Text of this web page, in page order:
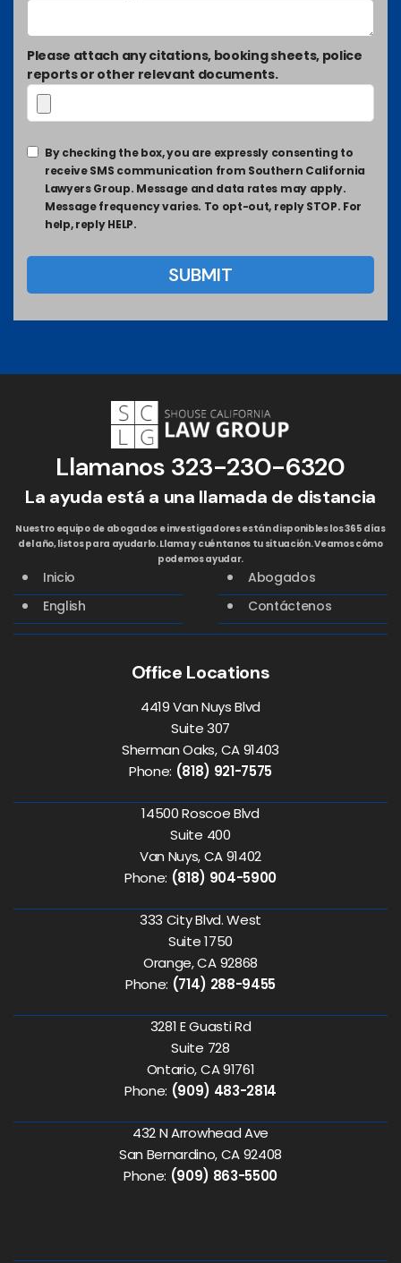
Please attach any citations, booking sheets, police
reports or other relevant documents.
By checking the box, you are expressly consenting to
receive SMS communication from Southern California
Lawyers Group. Message and data rates may apply.
Message frequency varies. To opt-out, reply STOP. For
help, reply HELP.
Llamanos 323-230-6320
La ayuda está a una llamada de distancia
Nuestro equipo de abogados e investigadores están disponibles los 365 días
del año, listos para ayudarlo. Llama y cuéntanos tu situación. Veamos cómo
podemos ayudar.
Inicio
Abogados
English
Contáctenos
Office Locations
4419 Van Nuys Blvd
Suite 307
Sherman Oaks, CA 91403
Phone: (818) 921-7575
14500 Roscoe Blvd
Suite 400
Van Nuys, CA 91402
Phone: (818) 904-5900
333 City Blvd. West
Suite 1750
Orange, CA 92868
Phone: (714) 288-9455
3281 E Guasti Rd
Suite 728
Ontario, CA 91761
Phone: (909) 483-2814
432 N Arrowhead Ave
San Bernardino, CA 92408
Phone: (909) 863-5500